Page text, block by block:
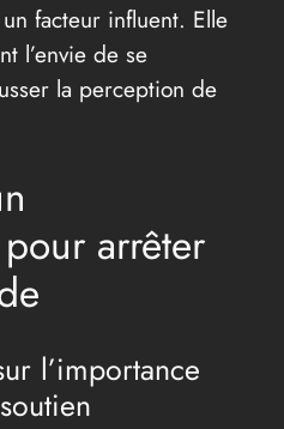
facteur influent. Elle
l’envie de se
la perception de
arrêter
l’importance